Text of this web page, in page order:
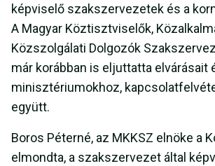
képviselő szakszervezetek és a
A Magyar Köztisztviselők,
Közszolgálati Dolgozók
már korábban is eljuttatta elvárásait
minisztériumokhoz,
együtt.
Boros Péterné, az MKKSZ elnöke a
elmondta, a szakszervezet által